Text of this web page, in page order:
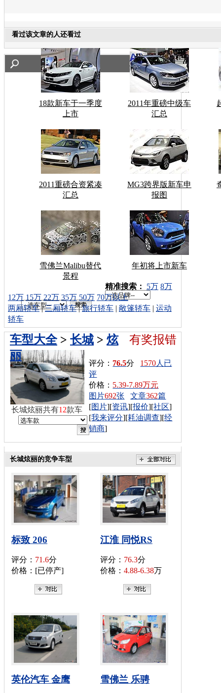
看过该文章的人还看过
18款新车于一季度
上市
2011年重磅中级车
汇总
2011重磅合资紧凑
汇总
MG3跨界版新车申
报图
雪佛兰Malibu替代
景程
年初将上市新车
车型搜索：
精准搜索： 5万 8万
12万 15万 22万 35万 50万 70万以上
两厢轿车|三厢轿车|旅行轿车 | 敞篷轿车 | 运动
轿车
有奖报错
车型大全> 长城 > 炫
丽
评分： 76.5分 1570人已
评
价格： 5.39-7.89万元
图片692张 文章362篇
[图片][资讯][报价][社区]
[我来评分][耗油调查][经
销商]
长城炫丽共有12款车
长城炫丽的竞争车型
标致 206
评分： 71.6分
价格：[已停产]
江淮 同悦RS
评分： 76.3分
价格： 4.88-6.38万
英伦汽车 金鹰 雪佛兰 乐骋